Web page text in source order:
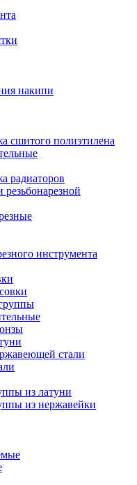
накипи
сшитого полиэтилена
радиаторов
инструмента
стали
из латуни
из нержавейки